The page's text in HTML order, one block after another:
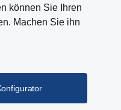
können Sie Ihren
Machen Sie ihn